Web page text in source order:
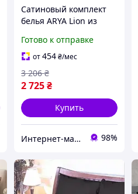
Сатиновый комплект
белья ARYA Lion из
полуторный
Готово к отправке
от454 ₴/мес
2 725 ₴
3 206 ₴
Купить
Интернет-магазин "Sweet Home" 98%